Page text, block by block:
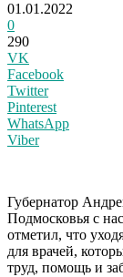
01.01.2022
0
290
VK
Facebook
Twitter
Pinterest
WhatsApp
Viber
Губернатор
Подмосковья с
отметил, что
для врачей,
труд, помощь и